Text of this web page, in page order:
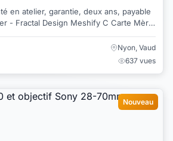
en atelier, garantie, deux ans, payable
Nyon, Vaud
637 vues
Nouveau